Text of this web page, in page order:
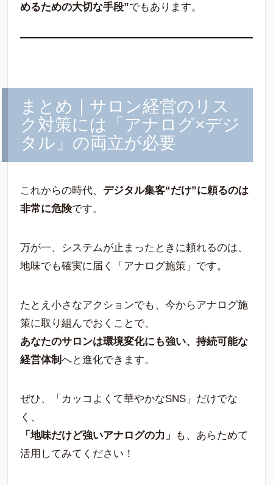
めるための大切な手段”でもあります。
まとめ｜サロン経営のリス
ク対策には「アナログ×デジ
タル」の両立が必要
これからの時代、 デジタル集客“だけ”に頼るのは
非常に危険です。
万が一、システムが止まったときに頼れるのは、
地味でも確実に届く「アナログ施策」です。
たとえ小さなアクションでも、今からアナログ施
策に取り組んでおくことで、
あなたのサロンは環境変化にも強い、持続可能な
経営体制 へと進化できます。
ぜひ、「カッコよくて華やかなSNS」だけでな
く、
「地味だけど強いアナログの力」
も、あらためて
活用してみてください！